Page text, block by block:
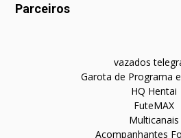
Parceiros
vazados
Garota de Programa
HQ Hentai
FuteMAX
Multicanais
Acompanhantes